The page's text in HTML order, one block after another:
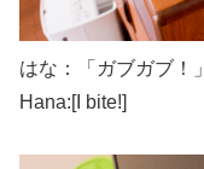
はな：「ガブガブ！」
Hana:[I bite!]